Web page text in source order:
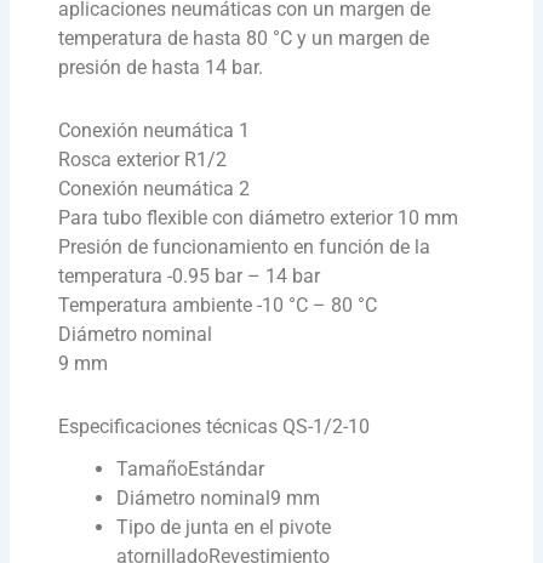
aplicaciones neumáticas con un margen de
temperatura de hasta 80 °C y un margen de
presión de hasta 14 bar.
Conexión neumática 1
Rosca exterior R1/2
Conexión neumática 2
Para tubo flexible con diámetro exterior 10 mm
Presión de funcionamiento en función de la
temperatura -0.95 bar – 14 bar
Temperatura ambiente -10 °C – 80 °C
Diámetro nominal
9 mm
Especificaciones técnicas QS-1/2-10
TamañoEstándar
Diámetro nominal 9 mm
Tipo de junta en el pivote
atornilladoRevestimiento